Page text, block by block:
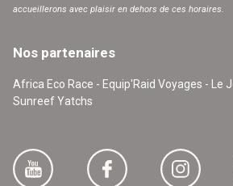
accueillerons avec plaisir en dehors de ces horaires.
Nos partenaires
Africa Eco Race - Equip'Raid Voyages - Le
Sunreef Yatchs